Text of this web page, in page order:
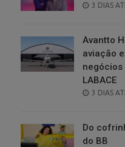
POSTED
3 DIAS
Avantto
aviação
negócios
LABACE
POSTED
3 DIAS
Do
do BB